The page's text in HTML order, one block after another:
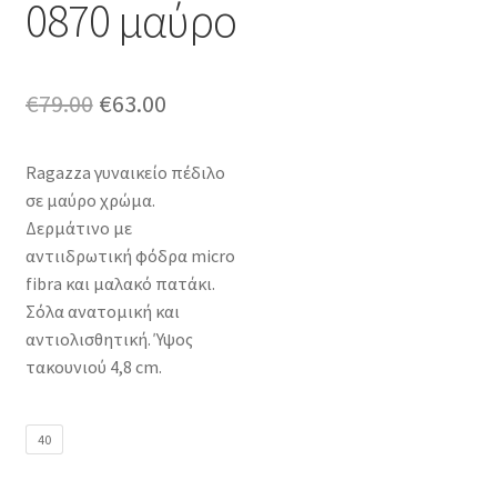
0870 μαύρο
€79.00 Original
was:
€79.00.
€63.00Η
τιμή
€63.00.
Ragazza γυναικείο πέδιλο
σε μαύρο χρώμα.
Δερμάτινο με
αντιιδρωτική φόδρα micro
fibra και μαλακό πατάκι.
Σόλα ανατομική και
αντιολισθητική. Ύψος
τακουνιού 4,8 cm.
40